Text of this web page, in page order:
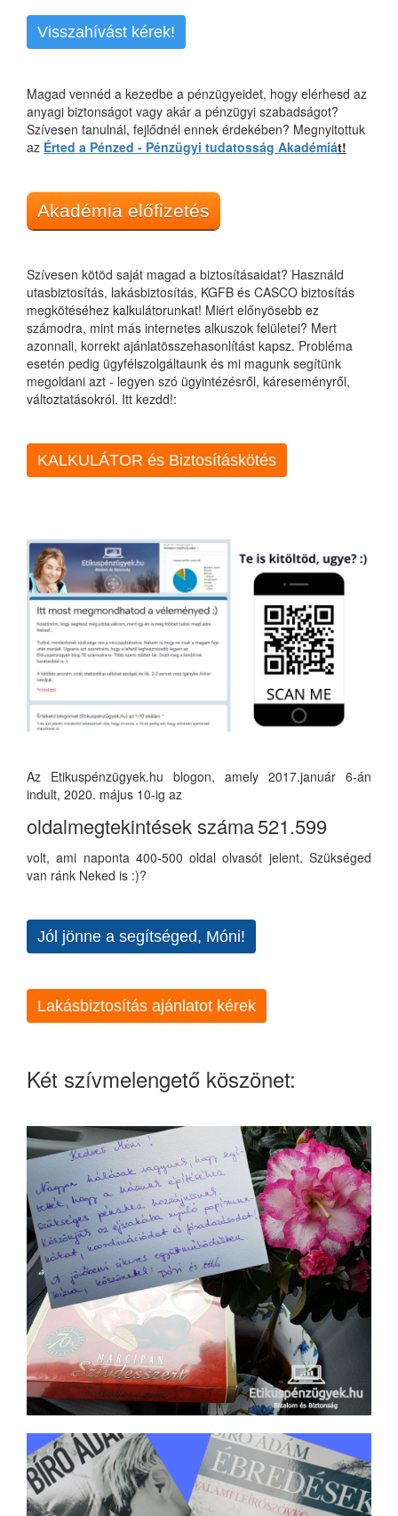
Visszahívást kérek!
Magad vennéd a kezedbe a pénzügyeidet, hogy elérhesd az
anyagi biztonságot vagy akár a pénzügyi szabadságot?
Szívesen tanulnál, fejlődnél ennek érdekében? Megnyitottuk
az Érted a Pénzed - Pénzügyi tudatosság Akadémiát!
Akadémia előfizetés
Szívesen kötöd saját magad a biztosításaidat? Használd
utasbiztosítás, lakásbiztosítás, KGFB és CASCO biztosítás
megkötéséhez kalkulátorunkat! Miért előnyösebb ez
számodra, mint más internetes alkuszok felületei? Mert
azonnali, korrekt ajánlatösszehasonlítást kapsz. Probléma
esetén pedig ügyfélszolgáltaunk és mi magunk segítünk
megoldani azt - legyen szó ügyintézésről, káreseményről,
változtatásokról. Itt kezdd!:
KALKULÁTOR és Biztosításkötés
Az Etikuspénzügyek.hu blogon, amely 2017.január 6-án
indult, 2020. május 10-ig az
oldalmegtekintések száma521.599
volt, ami naponta 400-500 oldal olvasót jelent. Szükséged
van ránk Neked is :)?
Jól jönne a segítséged, Móni!
Lakásbiztosítás ajánlatot kérek
Két szívmelengető köszönet: